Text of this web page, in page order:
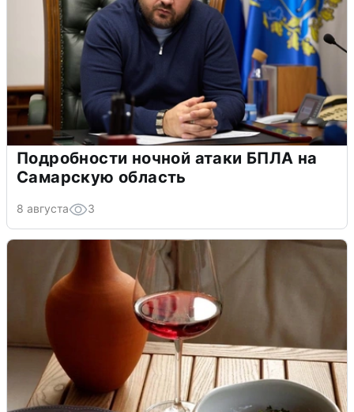
Подробности ночной атаки БПЛА на
Самарскую область
8 августа 3